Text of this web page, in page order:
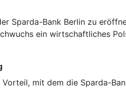
Sparda-Bank Berlin zu
ein wirtschaftliches
mit dem die Sparda-